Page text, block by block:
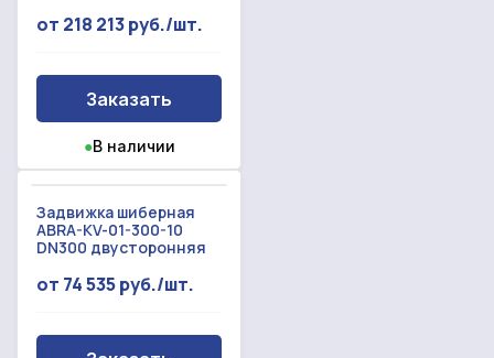
от 218 213 руб./шт.
Заказать
●В наличии
Задвижка шиберная
ABRA-KV-01-300-10
DN300 двусторонняя
от 74 535 руб./шт.